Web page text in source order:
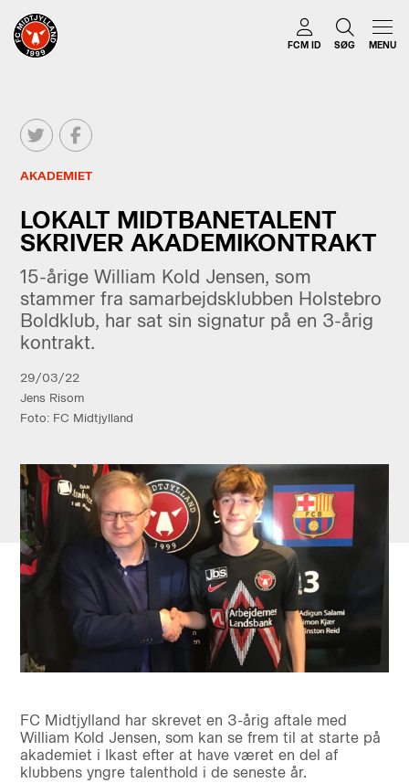
FCM ID SØG MENU
AKADEMIET
LOKALT MIDTBANETALENT
SKRIVER AKADEMIKONTRAKT
15-årige William Kold Jensen, som
stammer fra samarbejdsklubben Holstebro
Boldklub, har sat sin signatur på en 3-årig
kontrakt.
29/03/22
Jens Risom
Foto: FC Midtjylland
FC Midtjylland har skrevet en 3-årig aftale med
William Kold Jensen, som kan se frem til at starte på
akademiet i Ikast efter at have været en del af
klubbens yngre talenthold i de seneste år.